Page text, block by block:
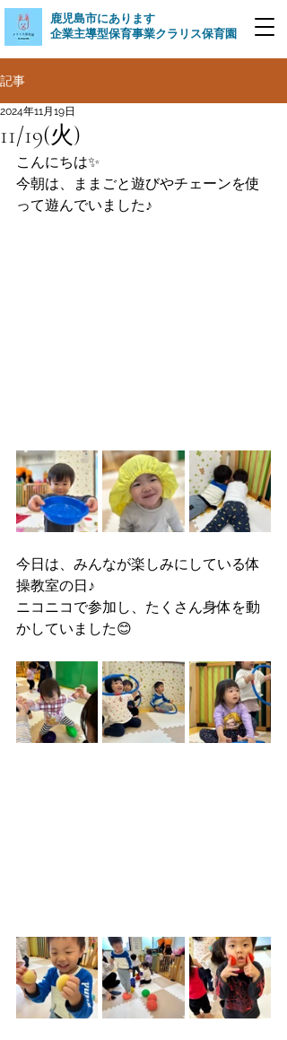
​鹿児島市にあります
企業主導型保育事業クラリス保育園
記事
11/19(火)
2024年11月19日
こんにちは✨
今朝は、ままごと遊びやチェーンを使
って遊んでいました♪
今日は、みんなが楽しみにしている体
操教室の日♪
ニコニコで参加し、たくさん身体を動
かしていました😊